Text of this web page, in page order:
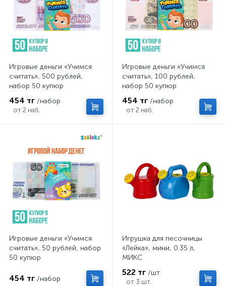
Игровые деньги «Учимся
считать», 500 рублей,
набор 50 купюр
454 тг /набор
от 2 наб.
Игровые деньги «Учимся
считать», 100 рублей,
набор 50 купюр
454 тг /набор
от 2 наб.
Игровые деньги «Учимся
считать», 50 рублей, набор
50 купюр
454 тг /набор
Игрушка для песочницы
«Лейка», мини, 0.35 л,
МИКС
522 тг /шт
от 3 шт.